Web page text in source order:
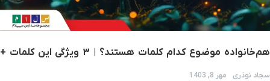
هم‌خانواده موضوع کدام کلمات هستند؟ | ۳ ویژگی این کلمات +
مثال
سجاد نوذری مهر 8, 1403